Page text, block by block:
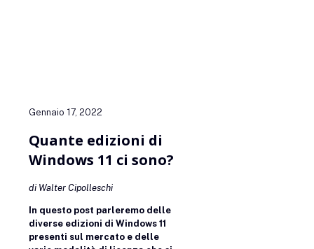
Gennaio 17, 2022
Quante edizioni di
Windows 11 ci sono?
di Walter Cipolleschi
In questo post parleremo delle
diverse edizioni di Windows 11
presenti sul mercato e delle